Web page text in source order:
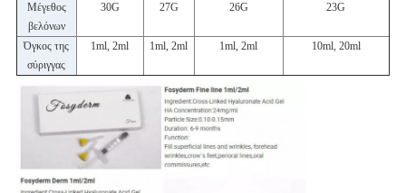
Μέγεθος
βελόνων
30G 27G 26G 23G
Όγκος της
σύριγγας
1ml, 2ml 1ml, 2ml 1ml, 2ml 10ml, 20ml